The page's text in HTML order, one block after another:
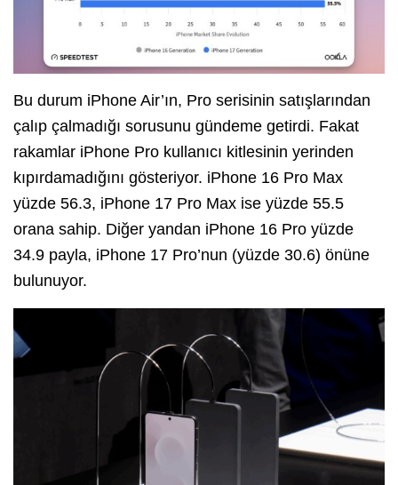
Bu durum iPhone Air’ın, Pro serisinin satışlarından
çalıp çalmadığı sorusunu gündeme getirdi. Fakat
rakamlar iPhone Pro kullanıcı kitlesinin yerinden
kıpırdamadığını gösteriyor. iPhone 16 Pro Max
yüzde 56.3, iPhone 17 Pro Max ise yüzde 55.5
orana sahip. Diğer yandan iPhone 16 Pro yüzde
34.9 payla, iPhone 17 Pro’nun (yüzde 30.6) önüne
bulunuyor.